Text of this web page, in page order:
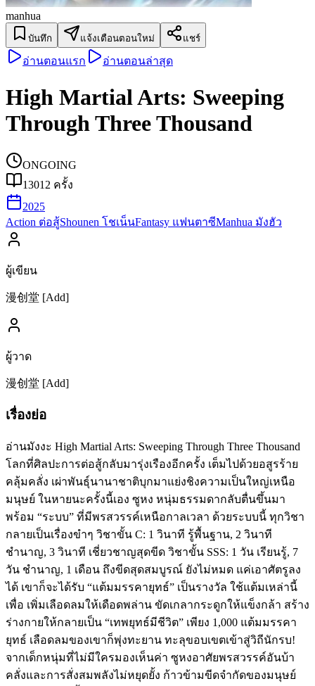
manhua
บันทึก แจ้งเตือนตอนใหม่ แชร์
อ่านตอนแรก อ่านตอนล่าสุด
High Martial Arts: Sweeping
Through Three Thousand
ONGOING
13012 ครั้ง
2025
Action ต่อสู้Shounen โชเน็นFantasy แฟนตาซีManhua มังฮัว
ผู้เขียน
漫创堂 [Add]
ผู้วาด
漫创堂 [Add]
เรื่องย่อ
อ่านมังงะ High Martial Arts: Sweeping Through Three Thousand
โลกที่ศิลปะการต่อสู้กลับมารุ่งเรืองอีกครั้ง เต็มไปด้วยอสูรร้าย
คลุ้มคลั่ง เผ่าพันธุ์นานาชาติบุกมาแย่งชิงความเป็นใหญ่เหนือ
มนุษย์ ในหายนะครั้งนี้เอง ซูหง หนุ่มธรรมดากลับตื่นขึ้นมา
พร้อม “ระบบ” ที่มีพรสวรรค์เหนือกาลเวลา ด้วยระบบนี้ ทุกวิชา
กลายเป็นเรื่องขำๆ วิชาขั้น C: 1 วินาที รู้พื้นฐาน, 2 วินาที
ชำนาญ, 3 วินาที เชี่ยวชาญสุดขีด วิชาขั้น SSS: 1 วัน เรียนรู้, 7
วัน ชำนาญ, 1 เดือน ถึงขีดสุดสมบูรณ์ ยังไม่หมด แค่เอาศัตรูลง
ได้ เขาก็จะได้รับ “แต้มมรรคายุทธ์” เป็นรางวัล ใช้แต้มเหล่านี้
เพื่อ เพิ่มเลือดลมให้เดือดพล่าน ขัดเกลากระดูกให้แข็งกล้า สร้าง
ร่างกายให้กลายเป็น “เทพยุทธ์มีชีวิต” เพียง 1,000 แต้มมรรคา
ยุทธ์ เลือดลมของเขาก็พุ่งทะยาน ทะลุขอบเขตเข้าสู่วิถีนักรบ!
จากเด็กหนุ่มที่ไม่มีใครมองเห็นค่า ซูหงอาศัยพรสวรรค์อันบ้า
คลั่งและการสั่งสมพลังไม่หยุดยั้ง ก้าวข้ามขีดจำกัดของมนุษย์